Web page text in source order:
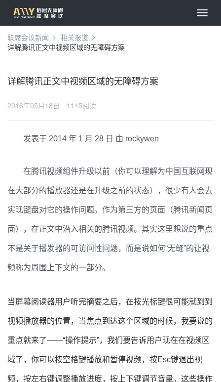
联席会议新闻
相关报道
详解腾讯正文中视频区域的无障碍方案
详解腾讯正文中视频区域的无障碍方案
2016年05月18日 1145阅读
发表于 2014 年 1 月 28 日 由 rockywen
在腾讯视频组件升级以前（你可以理解为中国互联网现
在大部分的播放器还是在升级之前的状态），很少有人会去
实现键盘对它的操作问题。作为第三方的页面（腾讯新闻页
面），在正文中潜入相关的腾讯视频。其实这里想说的重点
不是关于播发器的可访问性问题，而是说如何“无缝”的让视
频称为周围上下文的一部分。
当屏幕阅读器用户听完摘要之后，在按光标键很可能就到到
视频播放器的位置，当焦点到达这个区域的时候，我要说的
重点就来了——“操作提示”，我们要告诉用户现在在视频区
域了，你可以按空格键播放和暂停视频，按Esc键退出视
频，按左右键调整播放进度，按上下键调节音量。这些操作